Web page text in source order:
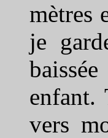
mètres
je
enfant.
vers